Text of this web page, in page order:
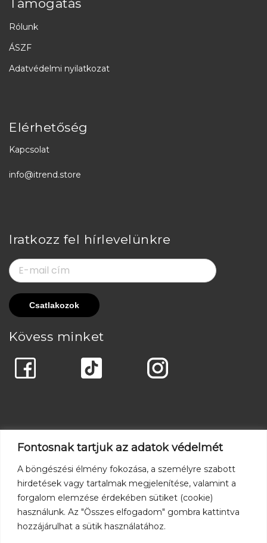
Fontosnak tartjuk az adatok védelmét
A böngészési élmény fokozása, a személyre szabott
hirdetések vagy tartalmak megjelenítése, valamint a
forgalom elemzése érdekében sütiket (cookie)
használunk. Az "Összes elfogadom" gombra kattintva
hozzájárulhat a sütik használatához.
Támogatás
Rólunk
ÁSZF
Adatvédelmi nyilatkozat
Elérhetőség
Kapcsolat
info@itrend.store
Iratkozz fel hírlevelünkre
Kövess minket